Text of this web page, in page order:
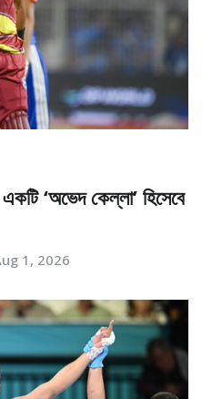
‘অভেদ কেল্লা’ হিসেবে
1, 2026